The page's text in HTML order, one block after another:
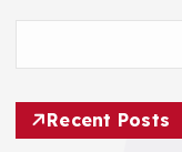
Recent Posts